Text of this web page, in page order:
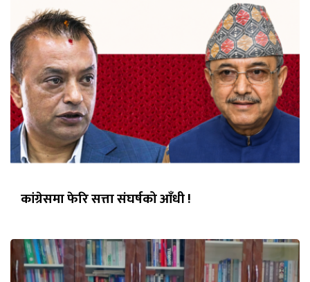
कांग्रेसमा फेरि सत्ता संघर्षको आँधी !